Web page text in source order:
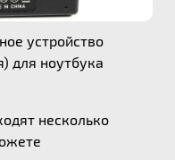
устройство
для ноутбука
несколько